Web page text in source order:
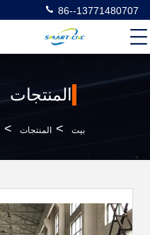
86--13771480707
المنتجات
بيت > المنتجات >